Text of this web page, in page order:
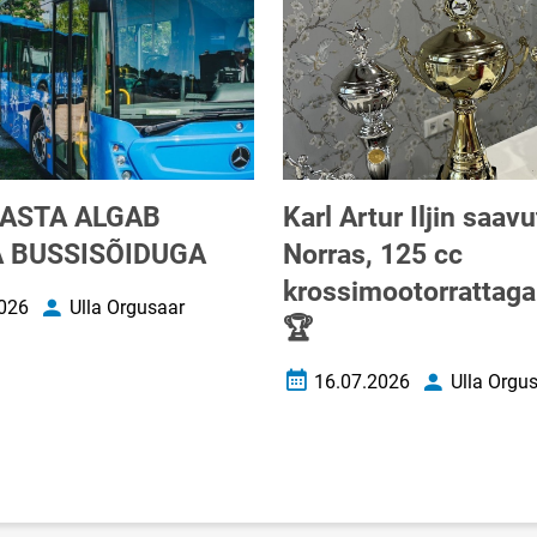
ALGAB
BUSSISÕIDUGA
AutorUlla Orgusaar
Karl Artur Iljin
Norras, 125 cc
🏆
Loomise kuupäev
16.07.2026 AutorUlla